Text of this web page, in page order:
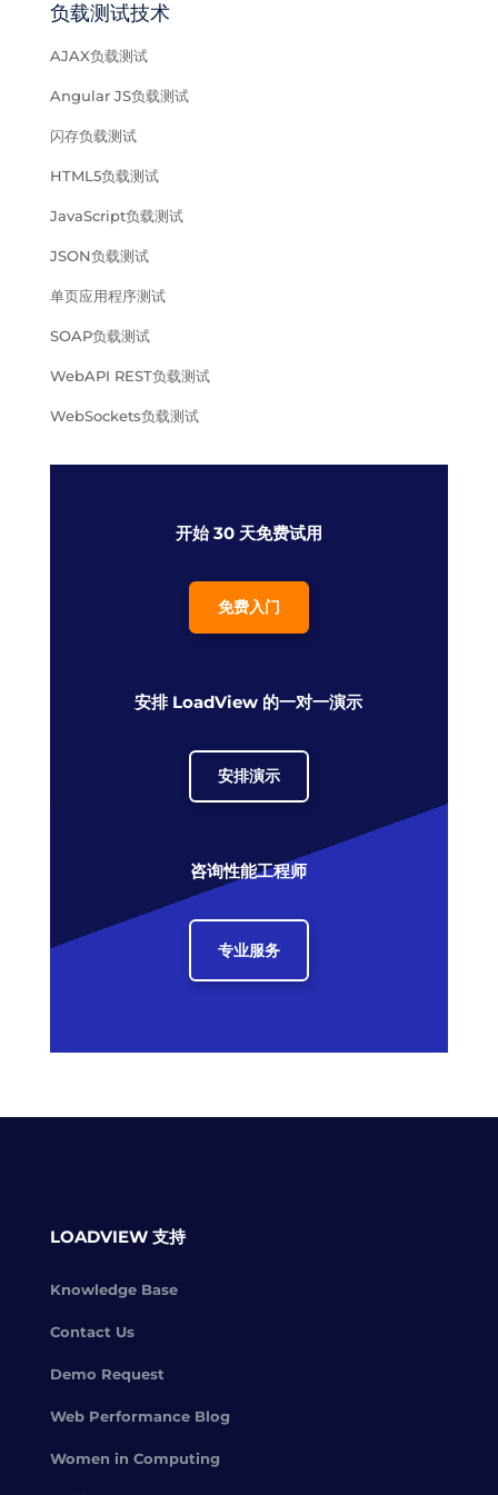
负载测试技术
AJAX负载测试
Angular JS负载测试
闪存负载测试
HTML5负载测试
JavaScript负载测试
JSON负载测试
单页应用程序测试
SOAP负载测试
WebAPI REST负载测试
WebSockets负载测试
开始 30 天免费试用
免费入门
安排 LoadView 的一对一演示
安排演示
咨询性能工程师
专业服务
LOADVIEW 支持
Knowledge Base
Contact Us
Demo Request
Web Performance Blog
Women in Computing